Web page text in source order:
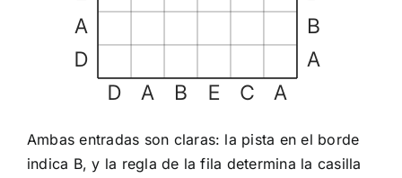
Ambas entradas son claras: la pista en el borde
indica B, y la regla de la fila determina la casilla